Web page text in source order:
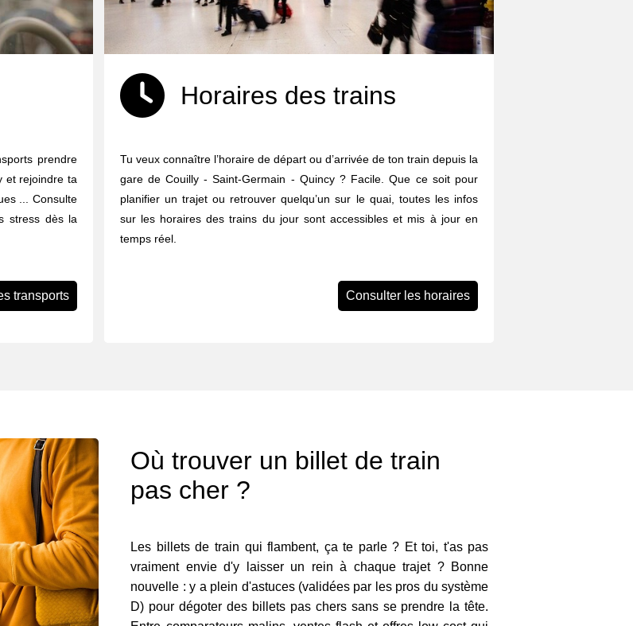
prendre
et rejoindre ta
... Consulte
stress dès la
transports
Horaires des trains
Tu veux connaître l’horaire de départ ou d’arrivée de ton train depuis la
gare de Couilly - Saint-Germain - Quincy ? Facile. Que ce soit pour
planifier un trajet ou retrouver quelqu’un sur le quai, toutes les infos
sur les horaires des trains du jour sont accessibles et mis à jour en
temps réel.
Consulter les horaires
Où trouver un billet de train
pas cher ?
Les billets de train qui flambent, ça te parle ? Et toi, t'as pas
vraiment envie d'y laisser un rein à chaque trajet ? Bonne
nouvelle : y a plein d'astuces (validées par les pros du système
D) pour dégoter des billets pas chers sans se prendre la tête.